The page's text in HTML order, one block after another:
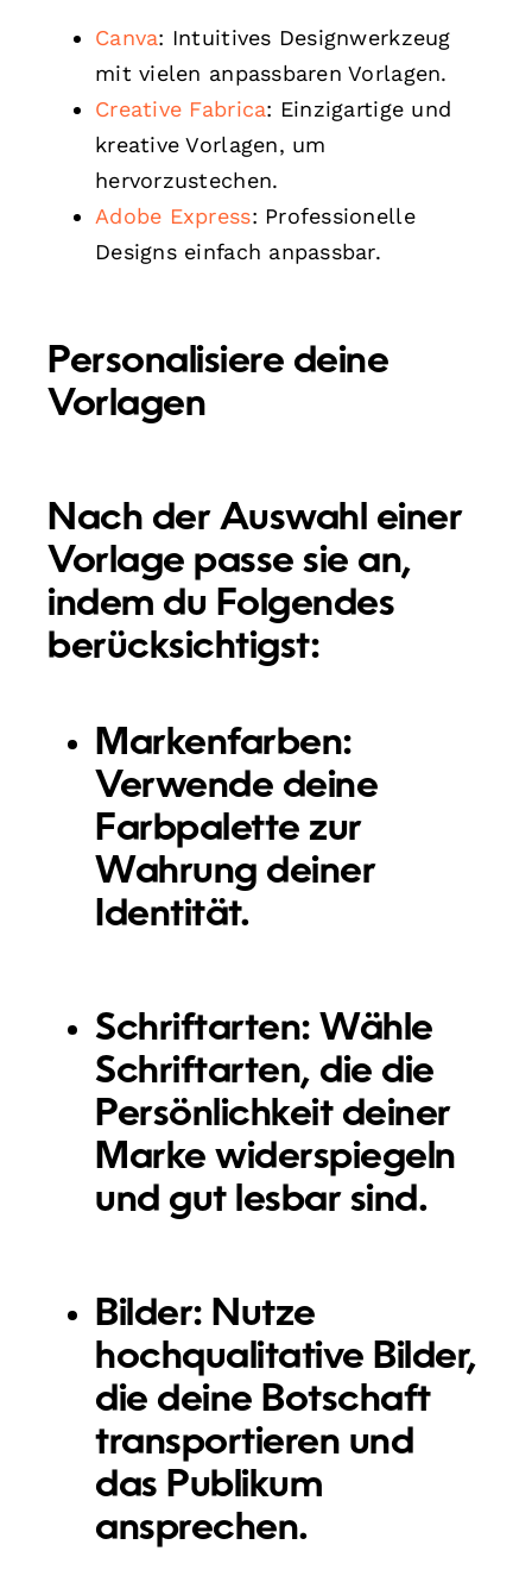
Canva: Intuitives Designwerkzeug
mit vielen anpassbaren Vorlagen.
Creative Fabrica: Einzigartige und
kreative Vorlagen, um
hervorzustechen.
Adobe Express: Professionelle
Designs einfach anpassbar.
Personalisiere deine
Vorlagen
Nach der Auswahl einer
Vorlage passe sie an,
indem du Folgendes
berücksichtigst:
Markenfarben:
Verwende deine
Farbpalette zur
Wahrung deiner
Identität.
Schriftarten: Wähle
Schriftarten, die die
Persönlichkeit deiner
Marke widerspiegeln
und gut lesbar sind.
Bilder: Nutze
hochqualitative Bilder,
die deine Botschaft
transportieren und
das Publikum
ansprechen.